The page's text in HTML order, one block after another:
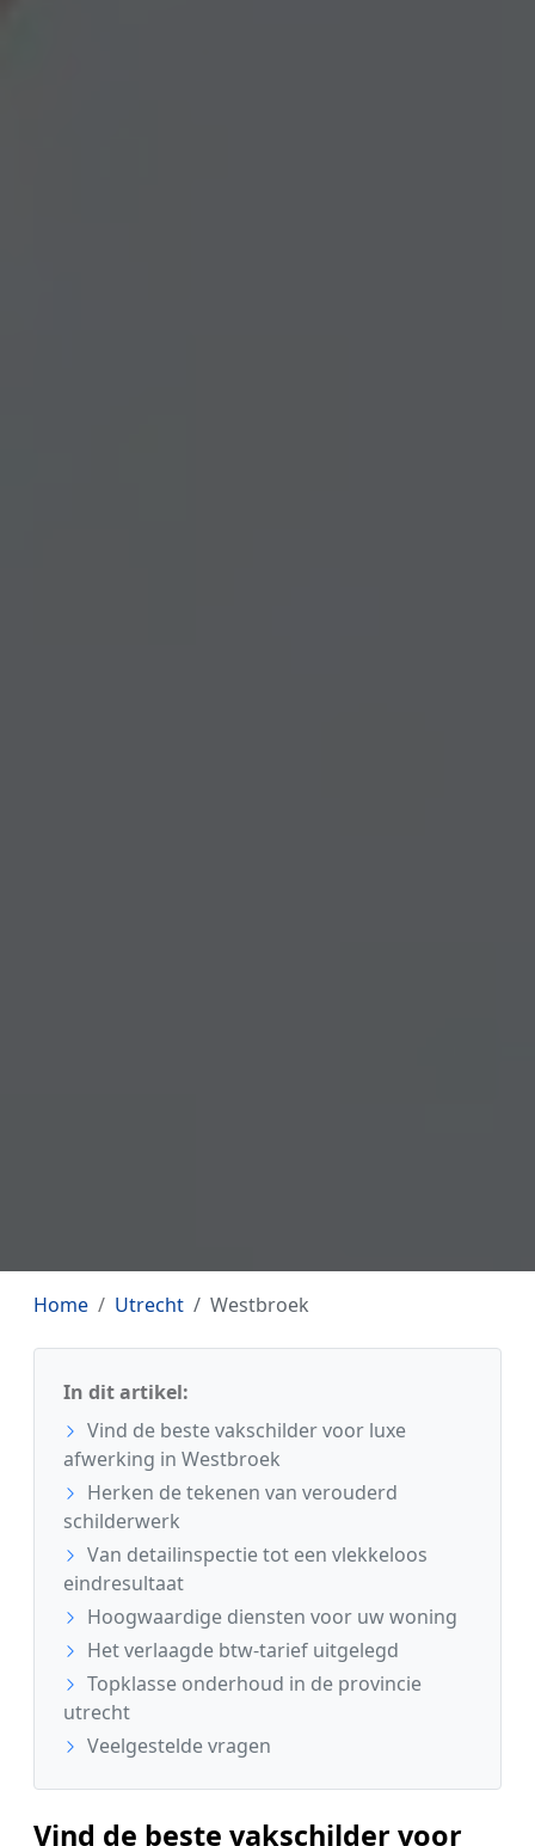
Home Utrecht Westbroek
In dit artikel:
Vind de beste vakschilder voor luxe
afwerking in Westbroek
Herken de tekenen van verouderd
schilderwerk
Van detailinspectie tot een vlekkeloos
eindresultaat
Hoogwaardige diensten voor uw woning
Het verlaagde btw-tarief uitgelegd
Topklasse onderhoud in de provincie
utrecht
Veelgestelde vragen
Vind de beste vakschilder voor